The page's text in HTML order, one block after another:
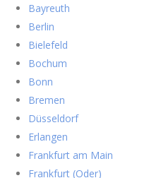
Bayreuth
Berlin
Bielefeld
Bochum
Bonn
Bremen
Düsseldorf
Erlangen
Frankfurt am Main
Frankfurt (Oder)